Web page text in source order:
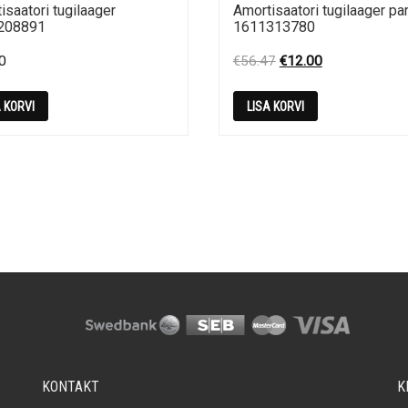
tugilaager
Amortisaatori tugilaager
1611313780
€56.47 Original
was:
€56.47.
€12.00Current
LISA KORVI
KONTAKT